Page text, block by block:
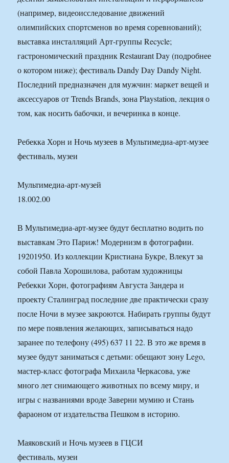
(например, видеоисследование движений
олимпийских спортсменов во время соревнований);
выставка инсталляций Арт-группы Recycle;
гастрономический праздник Restaurant Day (подробнее
о котором ниже); фестиваль Dandy Day Dandy Night.
Последний предназначен для мужчин: маркет вещей и
аксессуаров от Trends Brands, зона Playstation, лекция о
том, как носить бабочки, и вечеринка в конце.
Ребекка Хорн и Ночь музеев в Мультимедиа-арт-музее
фестиваль, музеи
Мультимедиа-арт-музей
18.002.00
В Мультимедиа-арт-музее будут бесплатно водить по
выставкам Это Париж! Модернизм в фотографии.
19201950. Из коллекции Кристиана Букре, Влекут за
собой Павла Хорошилова, работам художницы
Ребекки Хорн, фотографиям Августа Зандера и
проекту Сталинград последние две практически сразу
после Ночи в музее закроются. Набирать группы будут
по мере появления желающих, записываться надо
заранее по телефону (495) 637 11 22. В это же время в
музее будут заниматься с детьми: обещают зону Lego,
мастер-класс фотографа Михаила Черкасова, уже
много лет снимающего животных по всему миру, и
игры с названиями вроде Заверни мумию и Стань
фараоном от издательства Пешком в историю.
Маяковский и Ночь музеев в ГЦСИ
фестиваль, музеи